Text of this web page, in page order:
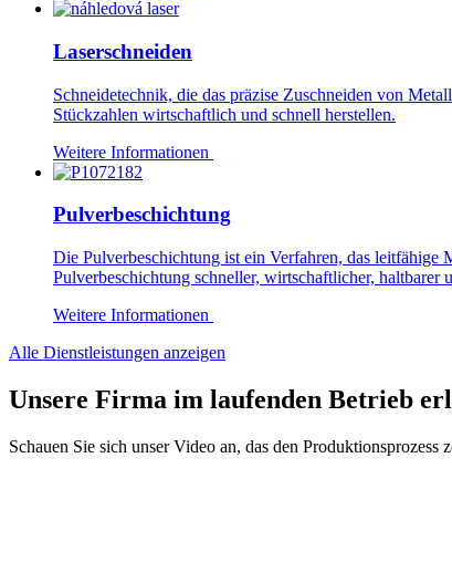
Laserschneiden
Schneidetechnik, die das präzise Zuschneiden von
Stückzahlen wirtschaftlich und schnell herstellen.
Weitere Informationen
Pulverbeschichtung
Die Pulverbeschichtung ist ein Verfahren, das
Pulverbeschichtung schneller, wirtschaftlicher, haltbarer
Weitere Informationen
Alle Dienstleistungen anzeigen
Unsere Firma im laufenden Betrieb
Schauen Sie sich unser Video an, das den